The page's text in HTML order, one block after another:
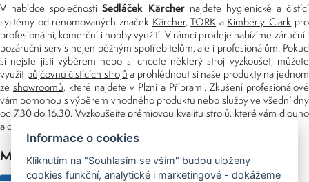
V nabídce společnostiSedláček Kärchernajdete hygienické a čistící
systémy od renomovaných značek Kärcher,TORK a Kimberly-Clark pro
profesionální, komerční i hobby využití. V rámci prodeje nabízíme záruční i
pozáruční servis nejen běžným spotřebitelům, ale i profesionálům. Pokud
si nejste jisti výběrem nebo si chcete některý stroj vyzkoušet, můžete
využít půjčovnu čistících strojů a prohlédnout si naše produkty na jednom
ze showroomů, které najdete v Plzni a Příbrami. Zkušení profesionálové
vám pomohou s výběrem vhodného produktu nebo služby ve všední dny
od 7.30 do 16.30. Vyzkoušejte prémiovou kvalitu strojů, které vám dlouho
a dobře poslouží nejen doma, ale i v zaměstnání.
Možnosti platby
Informace o cookies
Kliknutím na "Souhlasím se vším" budou uloženy
cookies funkční, analytické i marketingové - dokážeme